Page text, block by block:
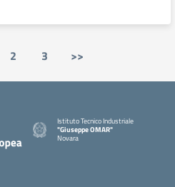
2 3 >>
Istituto Tecnico Industriale
"Giuseppe OMAR"
Novara